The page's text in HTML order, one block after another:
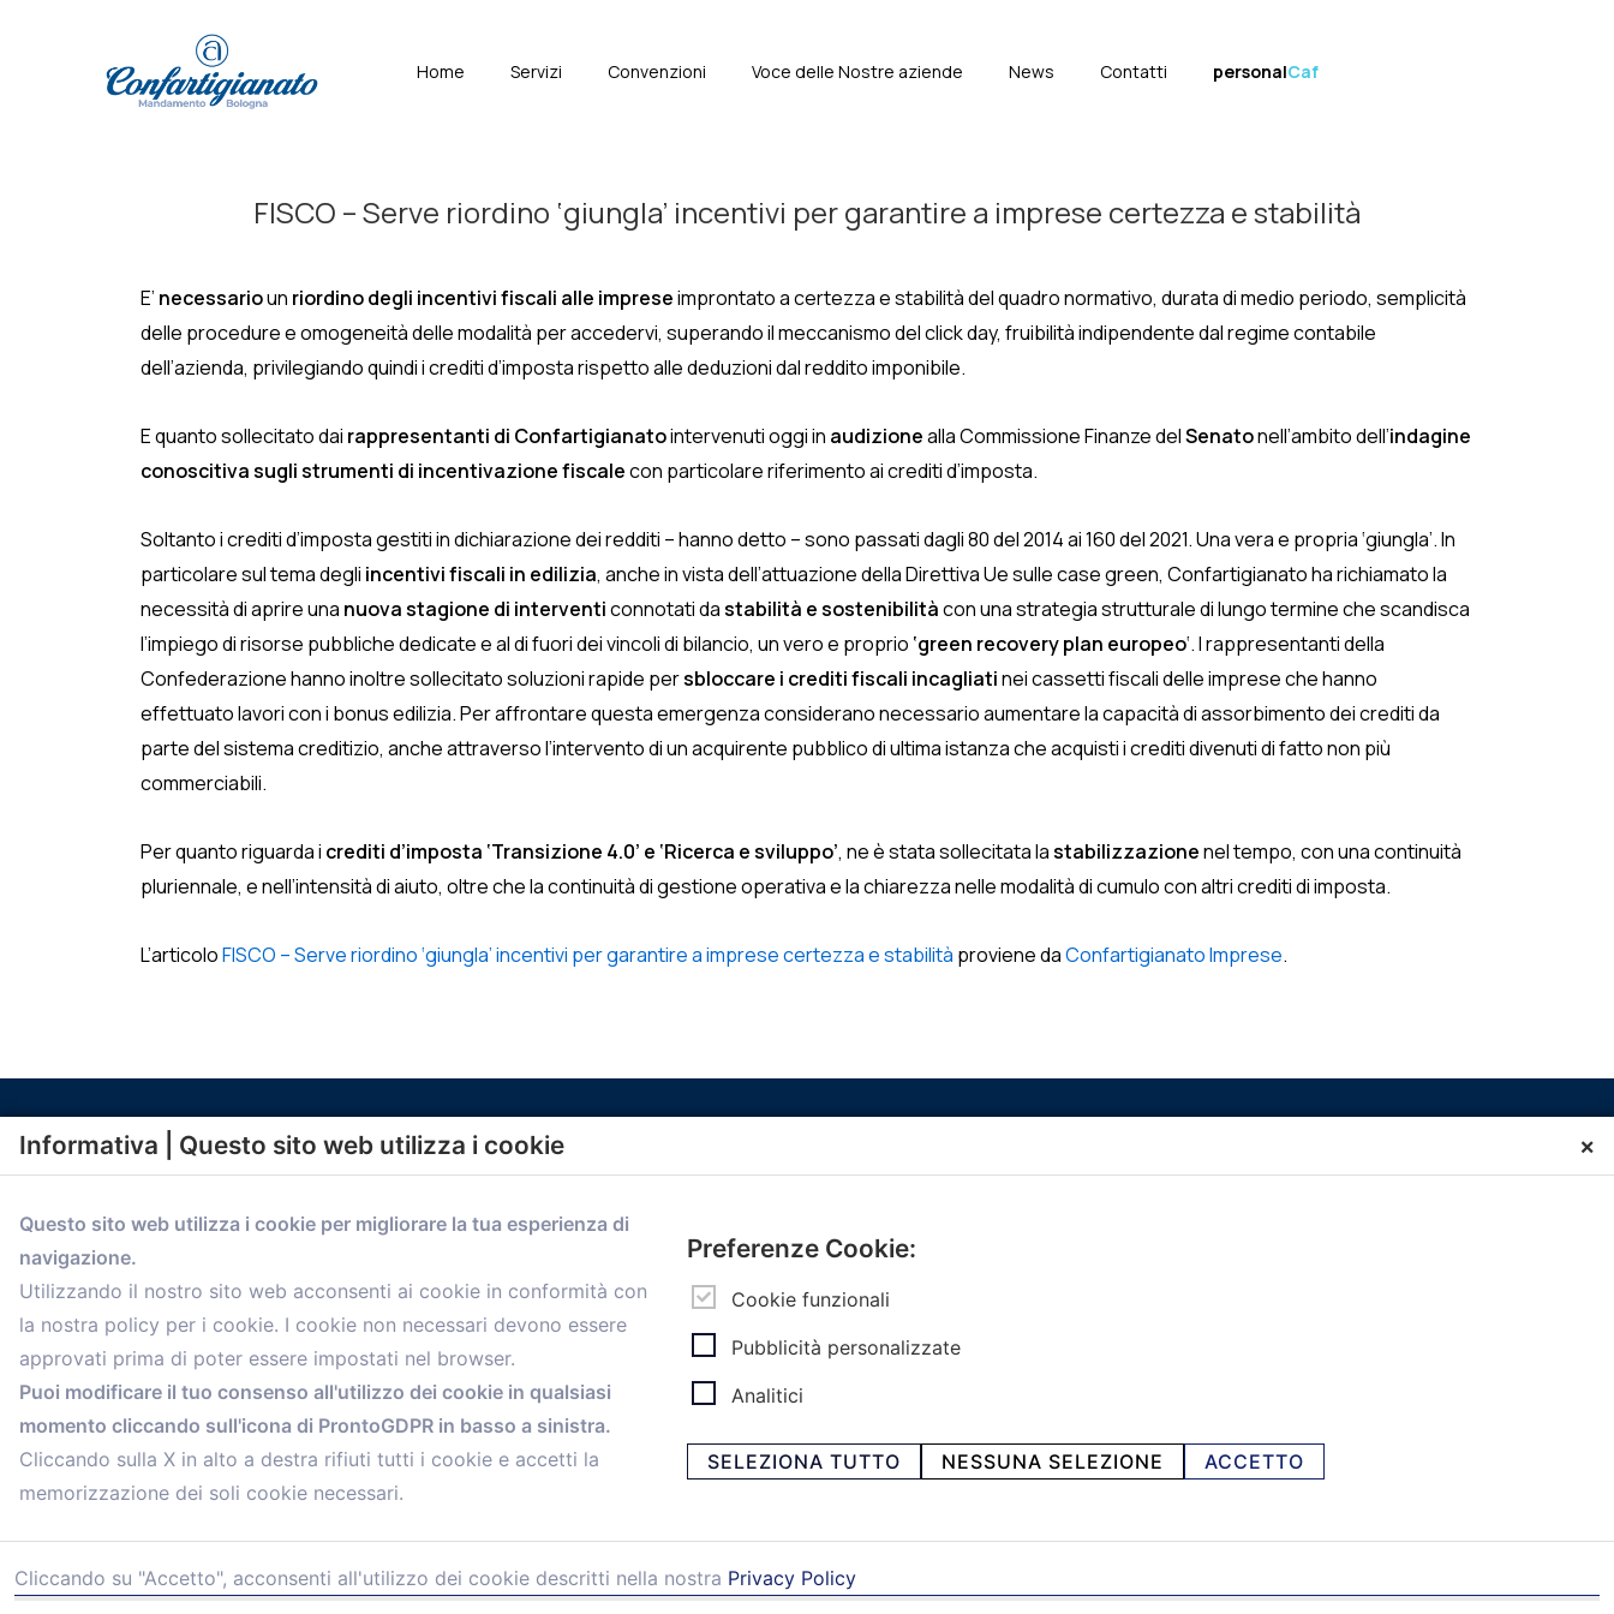
Menù
Home Servizi Convenzioni Voce delle Nostre aziende News Contatti personalCaf
FISCO – Serve riordino ‘giungla’ incentivi per garantire a imprese certezza e stabilità
E’ necessarioun riordino degli incentivi fiscali alle impreseimprontato a certezza e stabilità del quadro normativo, durata di medio periodo, semplicità
delle procedure e omogeneità delle modalità per accedervi, superando il meccanismo del click day, fruibilità indipendente dal regime contabile
dell’azienda, privilegiando quindi i crediti d’imposta rispetto alle deduzioni dal reddito imponibile.
E quanto sollecitato dai rappresentanti di Confartigianatointervenuti oggi in audizionealla Commissione Finanze delSenatonell’ambito dell’indagine
conoscitiva sugli strumenti di incentivazione fiscalecon particolare riferimento ai crediti d’imposta.
Soltanto i crediti d’imposta gestiti in dichiarazione dei redditi – hanno detto – sono passati dagli 80 del 2014 ai 160 del 2021. Una vera e propria ‘giungla’. In
particolare sul tema degli incentivi fiscali in edilizia, anche in vista dell’attuazione della Direttiva Ue sulle case green, Confartigianato ha richiamato la
necessità di aprire una nuova stagione di interventiconnotati dastabilità e sostenibilitàcon una strategia strutturale di lungo termine che scandisca
l’impiego di risorse pubbliche dedicate e al di fuori dei vincoli di bilancio, un vero e proprio ‘green recovery plan europeo‘. I rappresentanti della
Confederazione hanno inoltre sollecitato soluzioni rapide persbloccare i crediti fiscali incagliatinei cassetti fiscali delle imprese che hanno
effettuato lavori con i bonus edilizia. Per affrontare questa emergenza considerano necessario aumentare la capacità di assorbimento dei crediti da
parte del sistema creditizio, anche attraverso l’intervento di un acquirente pubblico di ultima istanza che acquisti i crediti divenuti di fatto non più
commerciabili.
Per quanto riguarda i crediti d’imposta ‘Transizione 4.0’ e ‘Ricerca e sviluppo’, ne è stata sollecitata lastabilizzazionenel tempo, con una continuità
pluriennale, e nell’intensità di aiuto, oltre che la continuità di gestione operativa e la chiarezza nelle modalità di cumulo con altri crediti di imposta.
L’articoloFISCO – Serve riordino ‘giungla’ incentivi per garantire a imprese certezza e stabilità proviene daConfartigianato Imprese.
comunicazione@confartigianato.bo.it
Menù
Home
Servizi
Convenzioni
Informazioni Ex L. 124/2017
personal
Informativa | Questo sito web utilizza i cookie ×
Questo sito web utilizza i cookie per migliorare la tua esperienza di
navigazione.
Utilizzando il nostro sito web acconsenti ai cookie in conformità con
la nostra policy per i cookie. I cookie non necessari devono essere
approvati prima di poter essere impostati nel browser.
Puoi modificare il tuo consenso all'utilizzo dei cookie in qualsiasi
momento cliccando sull'icona di ProntoGDPR in basso a sinistra.
Cliccando sulla X in alto a destra rifiuti tutti i cookie e accetti la
memorizzazione dei soli cookie necessari.
Preferenze Cookie:
Cookie funzionali
Pubblicità personalizzate
Analitici
SELEZIONA TUTTO NESSUNA SELEZIONE ACCETTO
Cliccando su "Accetto", acconsenti all'utilizzo dei cookie descritti nella nostra Privacy Policy